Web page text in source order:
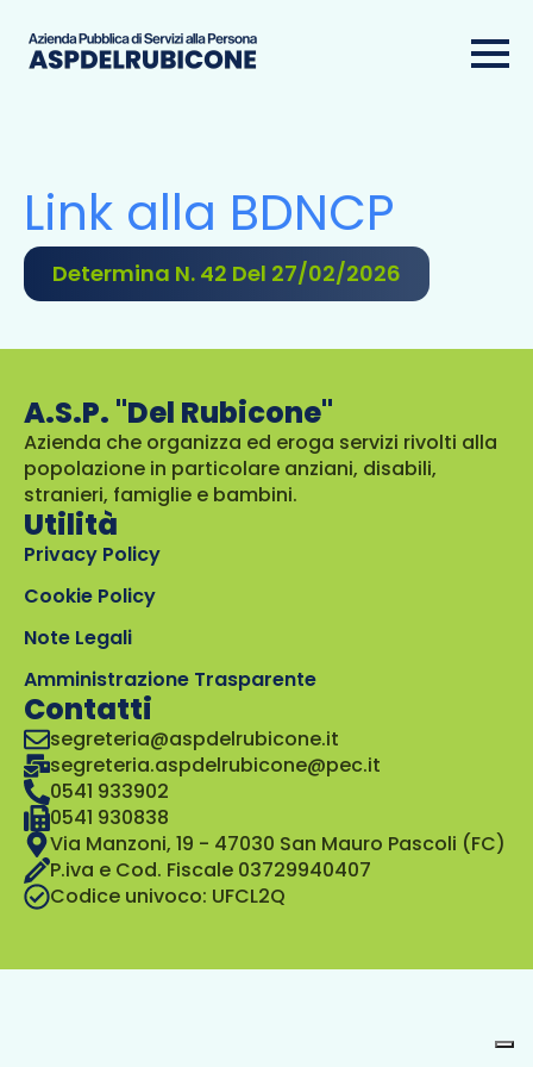
Link alla BDNCP
Determina N. 42 Del 27/02/2026
A.S.P. "Del Rubicone"
Azienda che organizza ed eroga servizi rivolti alla
popolazione in particolare anziani, disabili,
stranieri, famiglie e bambini.
Utilità
Privacy Policy
Cookie Policy
Note Legali
Amministrazione Trasparente
Contatti
segreteria@aspdelrubicone.it
segreteria.aspdelrubicone@pec.it
0541 933902
0541 930838
Via Manzoni, 19 - 47030 San Mauro Pascoli (FC)
P.iva e Cod. Fiscale 03729940407
Codice univoco: UFCL2Q